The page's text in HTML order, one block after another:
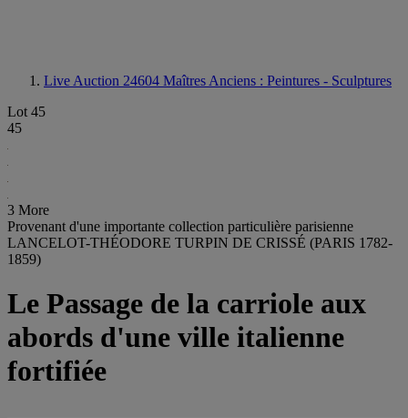
Live Auction 24604 Maîtres Anciens : Peintures - Sculptures
Lot 45
45
3 More
Provenant d'une importante collection particulière parisienne
LANCELOT-THÉODORE TURPIN DE CRISSÉ (PARIS 1782-
1859)
Le Passage de la carriole aux
abords d'une ville italienne
fortifiée